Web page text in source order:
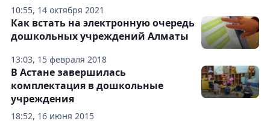
10:55, 14 октября 2021
13:03, 15 февраля 2018
Как встать на электронную очередь
дошкольных учреждений Алматы
18:52, 16 июня 2015
В Астане завершилась
комплектация в дошкольные
учреждения